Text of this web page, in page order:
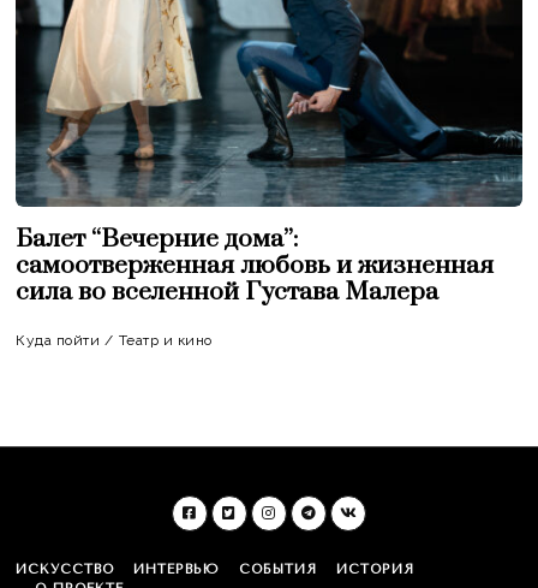
Балет “Вечерние дома”:
самоотверженная любовь и жизненная
сила во вселенной Густава Малера
Куда пойти / Театр и кино
ИСКУССТВО ИНТЕРВЬЮ СОБЫТИЯ
ИСТОРИЯ